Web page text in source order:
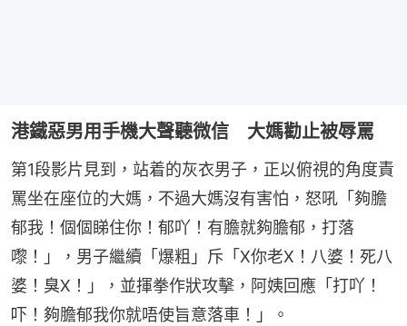
港鐵惡男用手機大聲聽微信 大媽勸止被辱罵
第1段影片見到，站着的灰衣男子，正以俯視的角度責
罵坐在座位的大媽，不過大媽沒有害怕，怒吼「夠膽
郁我！個個睇住你！郁吖！有膽就夠膽郁，打落
嚟！」，男子繼續「爆粗」斥「X你老X！八婆！死八
婆！臭X！」，並揮拳作狀攻擊，阿姨回應「打吖！
吓！夠膽郁我你就唔使旨意落車！」。